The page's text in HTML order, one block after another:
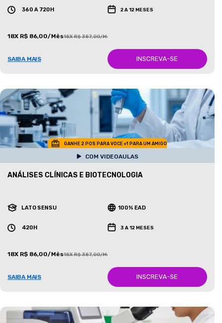
360 A 720H 2 A 12 MESES
18X R$ 86,00/Mês18X R$ 387,00/Mês
SAIBA MAIS INSCREVA-SE
GANHE 2 POS PARA VOCE +1 PARA UM AMIGO
COM VIDEOAULAS
ANÁLISES CLÍNICAS E BIOTECNOLOGIA
LATO SENSU 100% EAD
420H 3 A 12 MESES
18X R$ 86,00/Mês18X R$ 387,00/Mês
SAIBA MAIS INSCREVA-SE